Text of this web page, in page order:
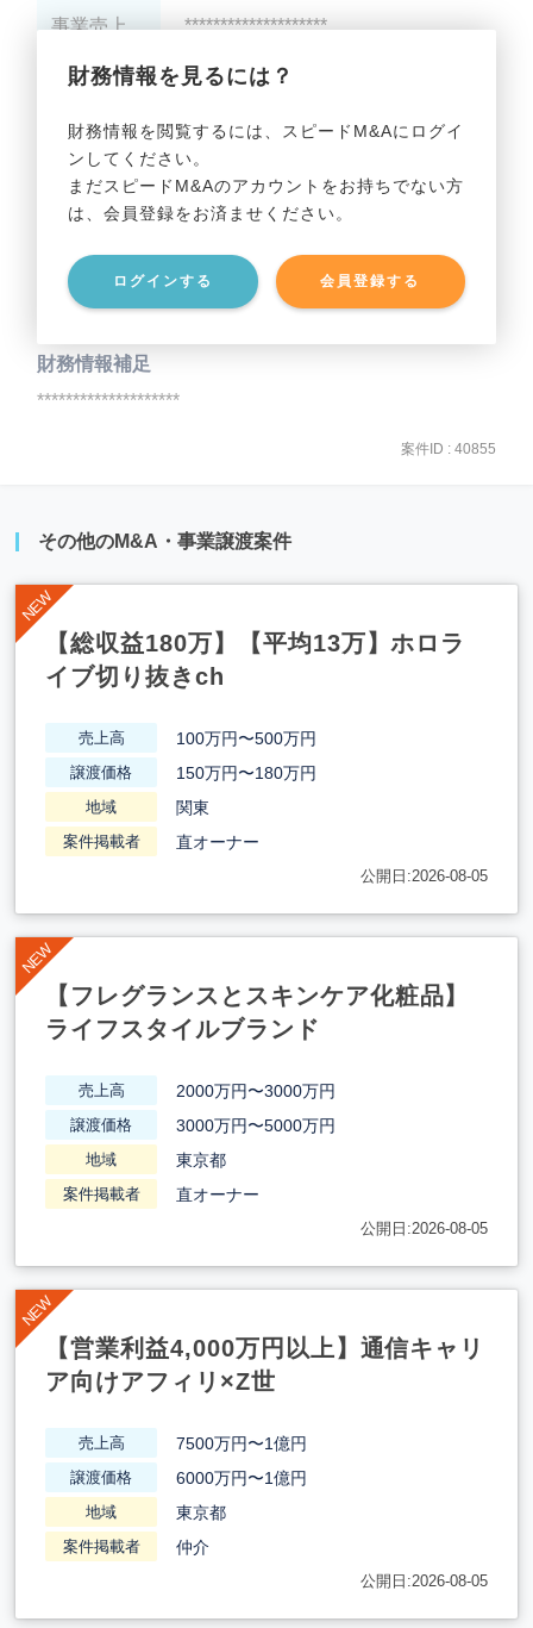
財務情報を見るには？
財務情報を閲覧するには、スピードM&Aにログイ
ンしてください。
まだスピードM&Aのアカウントをお持ちでない方
は、会員登録をお済ませください。
ログインする 会員登録する
事業売上 ********************
事業利益 ********************
貸借対照表（B/S）
事業資産 ********************
事業負債 ********************
財務情報補足
********************
案件ID : 40855
その他のM&A・事業譲渡案件
【総収益180万】【平均13万】ホロラ
イブ切り抜きch
売上高 100万円〜500万円
譲渡価格 150万円〜180万円
地域 関東
案件掲載者 直オーナー
公開日:2026-08-05
【フレグランスとスキンケア化粧品】
ライフスタイルブランド
売上高 2000万円〜3000万円
譲渡価格 3000万円〜5000万円
地域 東京都
案件掲載者 直オーナー
公開日:2026-08-05
【営業利益4,000万円以上】通信キャリ
ア向けアフィリ×Z世
売上高 7500万円〜1億円
譲渡価格 6000万円〜1億円
地域 東京都
案件掲載者 仲介
公開日:2026-08-05